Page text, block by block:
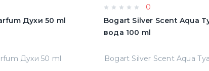
Духи 50 ml
Духи 50 ml
0
Bogart Silver Scent Aqua
вода 100 ml